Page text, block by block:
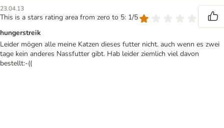
23.04.13
This is a stars rating area from zero to 5: 1/5
hungerstreik
Leider mögen alle meine Katzen dieses futter nicht. auch wenn es zwei
tage kein anderes Nassfutter gibt. Hab leider ziemlich viel davon
bestellt:-((